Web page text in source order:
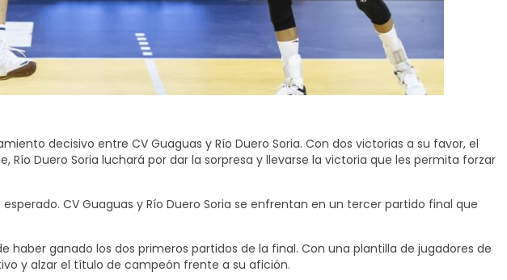
decisivo entre CV Guaguas y Río Duero Soria. Con dos victorias a su favor, el
Duero Soria luchará por dar la sorpresa y llevarse la victoria que les permita forzar
CV Guaguas y Río Duero Soria se enfrentan en un tercer partido final que
ganado los dos primeros partidos de la final. Con una plantilla de jugadores de
y alzar el título de campeón frente a su afición.